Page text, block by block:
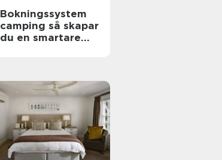
Bokningssystem
camping så skapar
du en smartare